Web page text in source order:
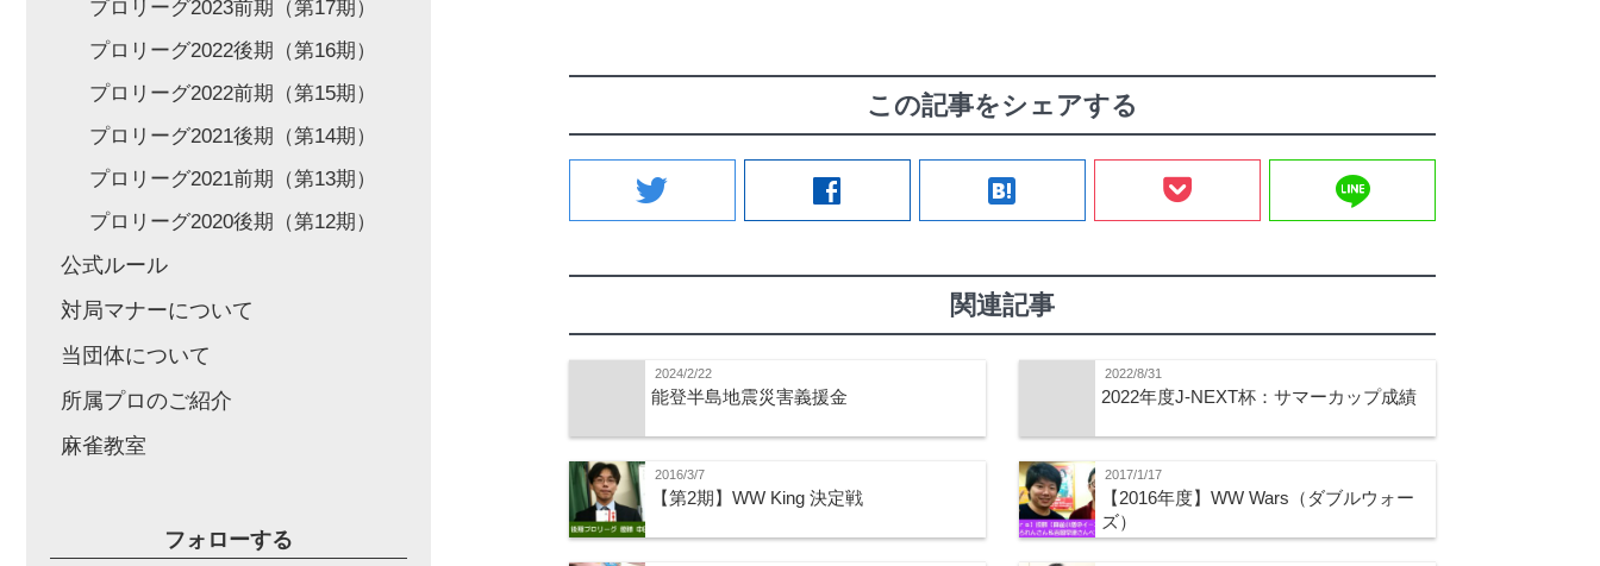
この記事をシェアする
twitter facebook hatenabookmark line
関連記事
2024/2/22
能登半島地震災害義援金
2022/8/31
2022年度J-NEXT杯：サマーカップ成績
2016/3/7
【第2期】WW King 決定戦
2017/1/17
【2016年度】WW Wars（ダブルウォー
ズ）
プロリーグ2023前期（第17期）
プロリーグ2022後期（第16期）
プロリーグ2022前期（第15期）
プロリーグ2021後期（第14期）
プロリーグ2021前期（第13期）
プロリーグ2020後期（第12期）
公式ルール
対局マナーについて
当団体について
所属プロのご紹介
麻雀教室
フォローする